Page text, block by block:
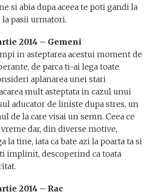
si abia dupa aceea te poti gandi la
pasii urmatori.
2014 – Gemeni
in asteptarea acestui moment de
de parca ti-ai lega toate
aplanarea unei stari
mult asteptata in cazul unui
aducator de liniste dupa stres, un
de la care visai un semn. Ceea ce
vreme dar, din diverse motive,
la tine, iata ca bate azi la poarta ta si
implinit, descoperind ca toata
2014 – Rac